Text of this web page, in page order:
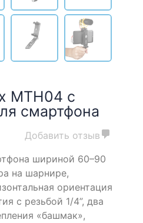
MTH04 с
смартфона
Добавить отзыв
шириной 60–90
на шарнире,
ориентация
с резьбой 1/4”, два
«башмак»,